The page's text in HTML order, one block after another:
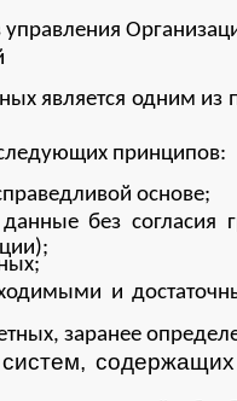
является одним из
принципов:
основе;
без согласия
и
заранее